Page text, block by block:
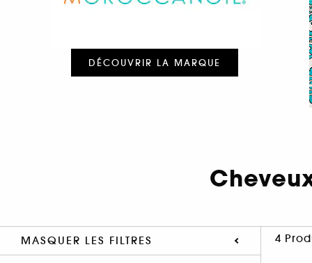
DÉCOUVRIR LA MARQUE
MASQUER LES FILTRES 4